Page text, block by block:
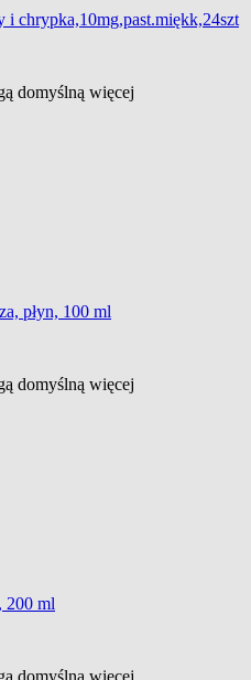
i chrypka,10mg,past.miękk,24szt
domyślną więcej
płyn, 100 ml
domyślną więcej
200 ml
domyślną więcej